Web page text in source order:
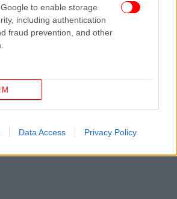
to enable storage
including authentication
fraud prevention, and other
Data Access Privacy Policy